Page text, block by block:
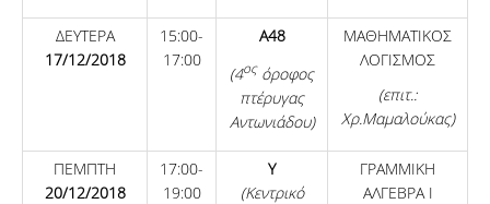
ΔΕΥΤΕΡΑ
17/12/2018
15:00-
17:00
Α48
(4ος όροφος
πτέρυγας
Αντωνιάδου)
ΜΑΘΗΜΑΤΙΚΟΣ
ΛΟΓΙΣΜΟΣ
(επιτ.:
Χρ.Μαμαλούκας)
ΠΕΜΠΤΗ
20/12/2018
17:00-
19:00
Y
(Κεντρικό
ΓΡΑΜΜΙΚΗ
ΑΛΓΕΒΡΑ Ι